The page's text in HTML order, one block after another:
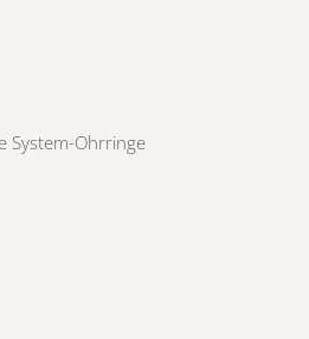
System-Ohrringe